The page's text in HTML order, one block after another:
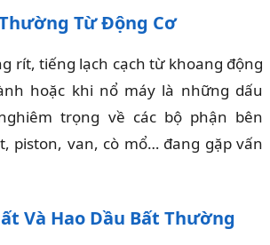
Từ Động Cơ
rít, tiếng lạch cạch từ khoang động
hoặc khi nổ máy là những dấu
trọng về các bộ phận bên
piston, van, cò mổ… đang gặp vấn
Và Hao Dầu Bất Thường